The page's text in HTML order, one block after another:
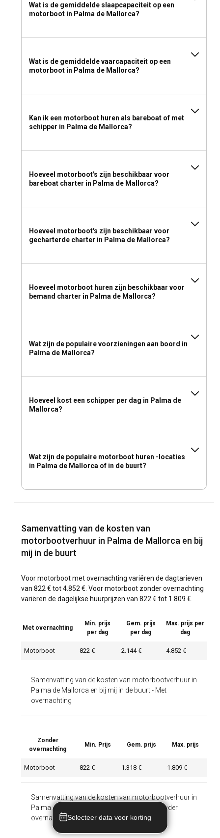
Wat is de gemiddelde slaapcapaciteit op een
motorboot in Palma de Mallorca?
Wat is de gemiddelde vaarcapaciteit op een
motorboot in Palma de Mallorca?
Kan ik een motorboot huren als bareboat of met
schipper in Palma de Mallorca?
Hoeveel motorboot's zijn beschikbaar voor
bareboat charter in Palma de Mallorca?
Hoeveel motorboot's zijn beschikbaar voor
gecharterde charter in Palma de Mallorca?
Hoeveel motorboot huren zijn beschikbaar voor
bemand charter in Palma de Mallorca?
Wat zijn de populaire voorzieningen aan boord in
Palma de Mallorca?
Hoeveel kost een schipper per dag in Palma de
Mallorca?
Wat zijn de populaire motorboot huren -locaties
in Palma de Mallorca of in de buurt?
Samenvatting van de kosten van
motorbootverhuur in Palma de Mallorca en bij
mij in de buurt
Voor motorboot met overnachting variëren de dagtarieven
van 822 € tot 4.852 €. Voor motorboot zonder overnachting
variëren de dagelijkse huurprijzen van 822 € tot 1.809 €.
Samenvatting van de kosten van motorbootverhuur in
Palma de Mallorca en bij mij in de buurt- Met
overnachting
Met overnachting
Min. prijs
per dag
Gem. prijs
per dag
Max. prijs per
dag
Motorboot 822 € 2.144 € 4.852 €
Samenvatting van de kosten van motorbootverhuur in
Palma de Mallorca en bij mij in de buurt
Zonder
overnachting
Zonder
overnachting
Min. Prijs Gem. prijs Max. prijs
Motorboot 822 € 1.318 € 1.809 €
Selecteer data voor korting